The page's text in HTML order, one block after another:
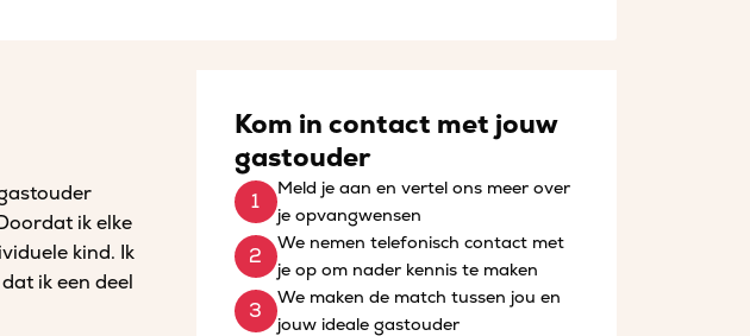
ik elke
kind. Ik
ik een deel
Kom in contact met jouw
gastouder
Meld je aan en vertel ons meer over
je opvangwensen
We nemen telefonisch contact met
je op om nader kennis te maken
We maken de match tussen jou en
jouw ideale gastouder